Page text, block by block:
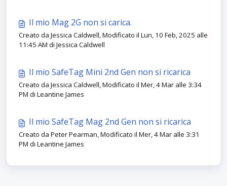
Il mio Mag 2G non si carica.
Creato da Jessica Caldwell, Modificato il Lun, 10 Feb, 2025 alle
11:45 AM di Jessica Caldwell
Il mio SafeTag Mini 2nd Gen non si ricarica
Creato da Jessica Caldwell, Modificato il Mer, 4 Mar alle 3:34
PM di Leantine James
Il mio SafeTag Mag 2nd Gen non si ricarica
Creato da Peter Pearman, Modificato il Mer, 4 Mar alle 3:31
PM di Leantine James